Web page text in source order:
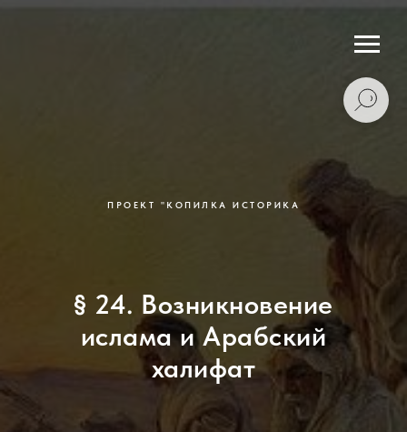
ПРОЕКТ "КОПИЛКА ИСТОРИКА
§ 24. Возникновение
ислама и Арабский
халифат